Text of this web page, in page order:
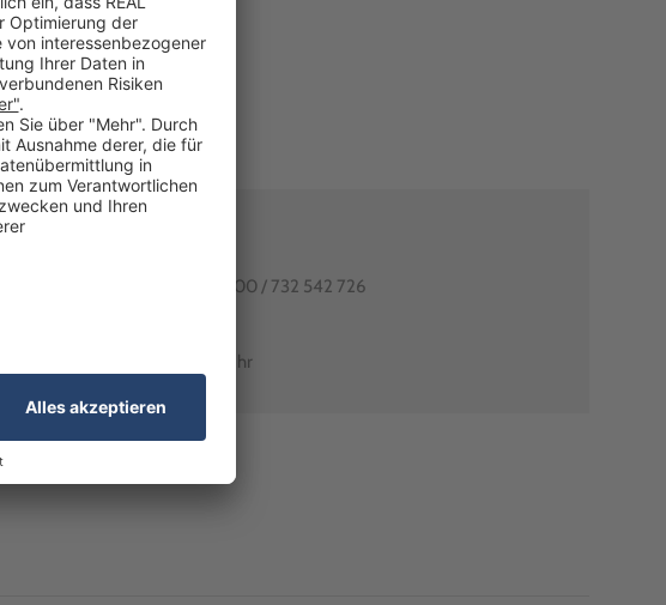
Antwort!
Sie uns
innerhalb Deutschlands: 0800 / 732 542 726
bis Freitag: 8:00 Uhr – 18:00 Uhr